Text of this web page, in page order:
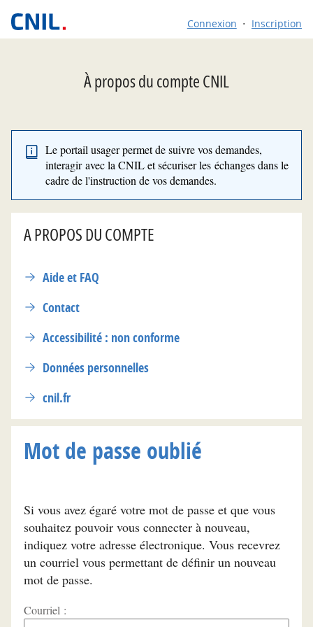
Connexion Inscription
À propos du compte CNIL
Le portail usager permet de suivre vos demandes,
interagir avec la CNIL et sécuriser les échanges dans le
cadre de l'instruction de vos demandes.
A PROPOS DU COMPTE
Aide et FAQ
Contact
Accessibilité : non conforme
Données personnelles
cnil.fr
Mot de passe oublié
Si vous avez égaré votre mot de passe et que vous
souhaitez pouvoir vous connecter à nouveau,
indiquez votre adresse électronique. Vous recevrez
un courriel vous permettant de définir un nouveau
mot de passe.
Courriel :